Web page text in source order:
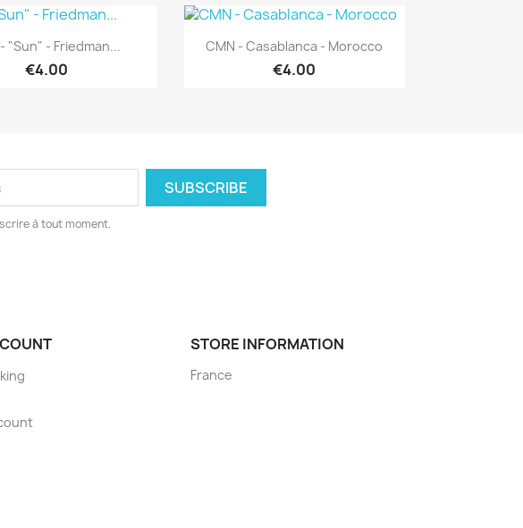
Quick view
"Sun" - Friedman...
€4.00
Quick view
CMN - Casablanca - Morocco
€4.00
à tout moment.
STORE INFORMATION
France